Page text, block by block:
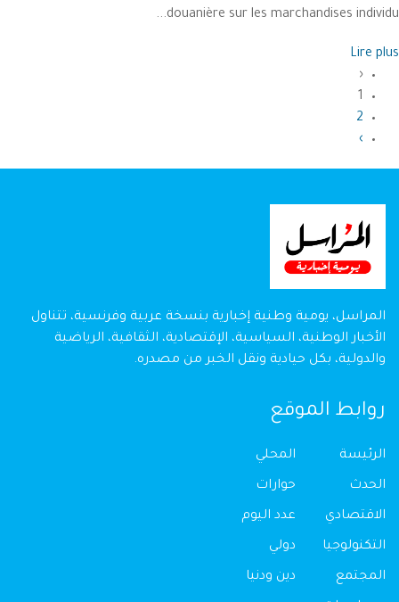
douanière sur les marchandises individu...
Lire plus
‹
1
2
›
المراسل، يومية وطنية إخبارية بنسخة عربية وفرنسية، تتناول
الأخبار الوطنية، السياسية، الإقتصادية، الثقافية، الرياضية
والدولية، بكل حيادية ونقل الخبر من مصدره.
روابط الموقع
الرئيسة
الحدث
الاقتصادي
التكنولوجيا
المجتمع
المحلي
حوارات
عدد اليوم
دولي
دين ودنيا